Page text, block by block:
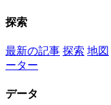
探索
最新の記事 探索 地図
ーター
データ